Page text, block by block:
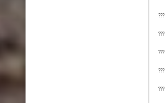
???
???
???
???
???